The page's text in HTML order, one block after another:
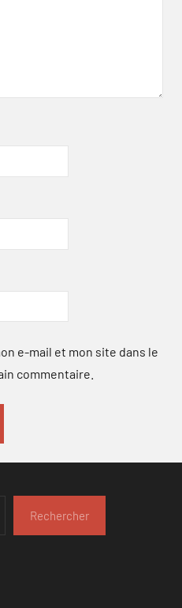
e-mail et mon site dans le
commentaire.
Rechercher